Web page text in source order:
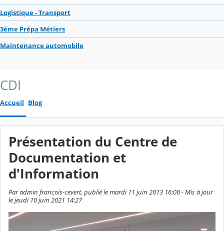
Logistique - Transport
3ème Prépa Métiers
Maintenance automobile
CDI
Accueil Blog
Présentation du Centre de
Documentation et
d'Information
Par admin francois-cevert, publié le mardi 11 juin 2013 16:00 - Mis à jour
le jeudi 10 juin 2021 14:27